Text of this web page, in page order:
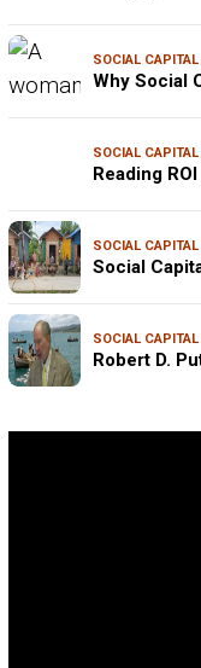
SOCIAL CAPITAL
Why Social
SOCIAL CAPITAL
Reading
SOCIAL CAPITAL
Social
SOCIAL CAPITAL
Robert D.